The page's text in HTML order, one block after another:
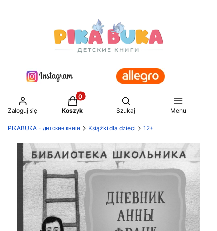
Zaloguj się
Produkty w koszyku: 0. Zobacz szczegóły
Koszyk
Otwórz wyszukiwarkę
Szukaj Menu
PIKABUKA - детские книги Książki dla dzieci 12+